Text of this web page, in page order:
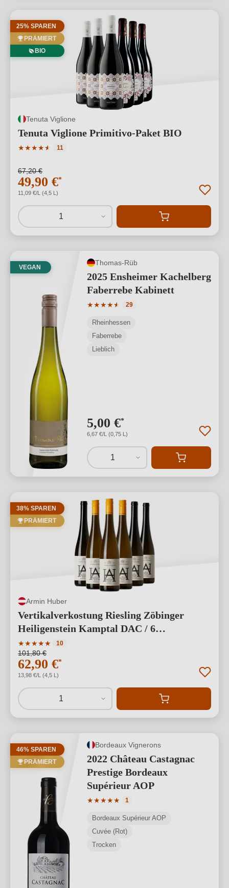
25% SPAREN
PRÄMIERT
BIO
Tenuta Viglione
Tenuta Viglione Primitivo-Paket BIO
★★★★★
★
Durchschnittliche Bewertung von 4.91 von 5 Sternen
11
67,20 €
49,90 €*
11,09 €/L (4,5 L)
1
VEGAN
Thomas-Rüb
2025 Ensheimer Kachelberg
Faberrebe Kabinett
★★★★★
★
Durchschnittliche Bewertung von 4.97
29
Rheinhessen
Faberrebe
Lieblich
5,00 €*
6,67 €/L (0,75 L)
1
38% SPAREN
PRÄMIERT
Armin Huber
Vertikalverkostung Riesling Zöbinger
Heiligenstein Kamptal DAC / 6
verschiedene Jahrgänge
★★★★★
Durchschnittliche Bewertung von 5 von 5 Sternen
10
101,80 €
62,90 €*
13,98 €/L (4,5 L)
1
46% SPAREN
PRÄMIERT
Bordeaux Vignerons
2022 Château Castagnac
Prestige Bordeaux
Supérieur AOP
★★★★★
Durchschnittliche Bewertung von 5
1
Bordeaux Supérieur AOP
Cuvée (Rot)
Trocken